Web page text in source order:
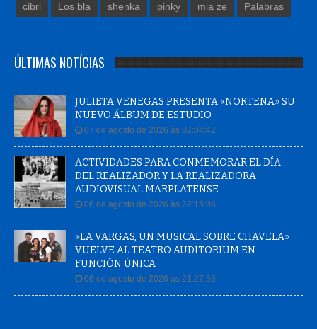
cibri Los bla shenka pinky mia ze Palabras
ÚLTIMAS NOTÍCIAS
JULIETA VENEGAS PRESENTA «NORTEÑA» SU
NUEVO ÁLBUM DE ESTUDIO
07 de agosto de 2026 às 02:04:42
ACTIVIDADES PARA CONMEMORAR EL DÍA
DEL REALIZADOR Y LA REALIZADORA
AUDIOVISUAL MARPLATENSE
06 de agosto de 2026 às 22:15:06
«LA VARGAS, UN MUSICAL SOBRE CHAVELA»
VUELVE AL TEATRO AUDITORIUM EN
FUNCIÓN ÚNICA
06 de agosto de 2026 às 21:27:58